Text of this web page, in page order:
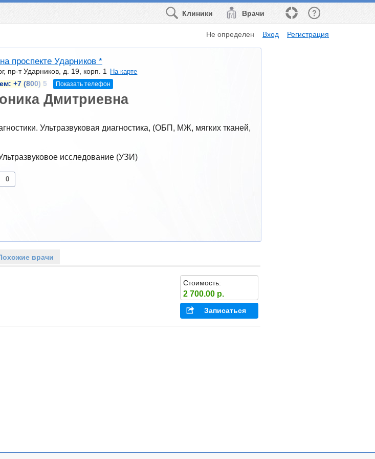
Врачи
Клиники
Не определен Вход Регистрация
проспекте Ударников *
пр-т Ударников, д. 19, корп. 1
На карте
+7 (800) 5 Показать телефон
Дмитриевна
Ультразвуковая диагностика, (ОБП, МЖ, мягких тканей,
исследование (УЗИ)
0
врачи
Стоимость:
2 700.00 р.
Записаться